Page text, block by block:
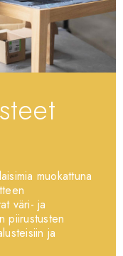
muokattuna
väri- ja
piirustusten
ja